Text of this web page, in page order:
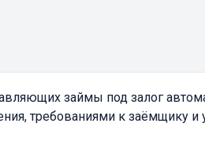
займы под залог
требованиями к заёмщику и